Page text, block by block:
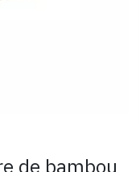
de bambou